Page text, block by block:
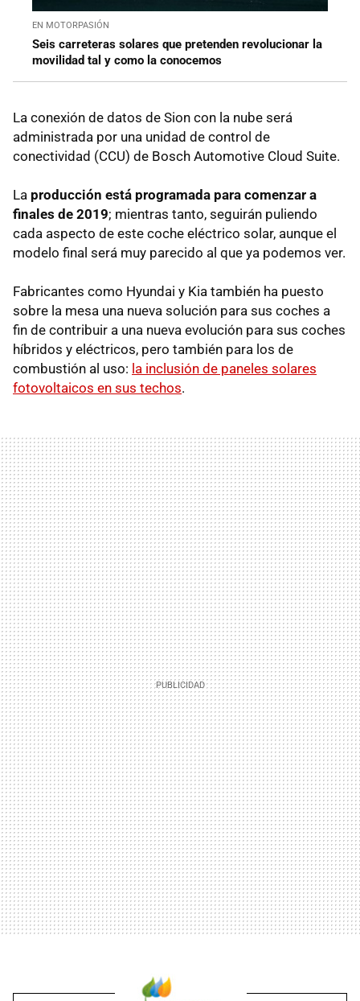
EN MOTORPASIÓN
Seis carreteras solares que pretenden revolucionar la
movilidad tal y como la conocemos
La conexión de datos de Sion con la nube será
administrada por una unidad de control de
conectividad (CCU) de Bosch Automotive Cloud Suite.
La producción está programada para comenzar a
finales de 2019; mientras tanto, seguirán puliendo
cada aspecto de este coche eléctrico solar, aunque el
modelo final será muy parecido al que ya podemos ver.
Fabricantes como Hyundai y Kia también ha puesto
sobre la mesa una nueva solución para sus coches a
fin de contribuir a una nueva evolución para sus coches
híbridos y eléctricos, pero también para los de
combustión al uso: la inclusión de paneles solares
fotovoltaicos en sus techos.